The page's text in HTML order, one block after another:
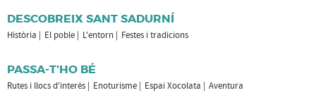
DESCOBREIX SANT SADURNÍ
Història El poble L'entorn Festes i tradicions
PASSA-T'HO BÉ
Rutes i llocs d'interès Enoturisme Espai Xocolata Aventura